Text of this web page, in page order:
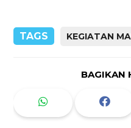
TAGS KEGIATAN
BAGIKAN